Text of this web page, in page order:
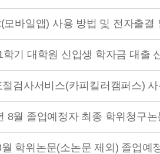
모바일앱) 사용 방법 및 전자출결
학기 대학원 신입생 학자금 대출
절검사서비스(카피킬러캠퍼스) 사